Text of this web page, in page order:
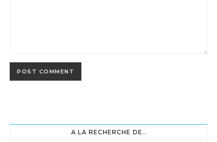
A LA RECHERCHE DE..